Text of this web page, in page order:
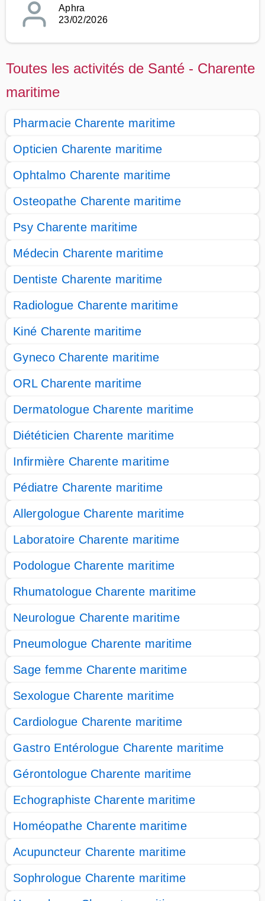
Aphra
23/02/2026
Toutes les activités de Santé - Charente
maritime
Pharmacie Charente maritime
Opticien Charente maritime
Ophtalmo Charente maritime
Osteopathe Charente maritime
Psy Charente maritime
Médecin Charente maritime
Dentiste Charente maritime
Radiologue Charente maritime
Kiné Charente maritime
Gyneco Charente maritime
ORL Charente maritime
Dermatologue Charente maritime
Diététicien Charente maritime
Infirmière Charente maritime
Pédiatre Charente maritime
Allergologue Charente maritime
Laboratoire Charente maritime
Podologue Charente maritime
Rhumatologue Charente maritime
Neurologue Charente maritime
Pneumologue Charente maritime
Sage femme Charente maritime
Sexologue Charente maritime
Cardiologue Charente maritime
Gastro Entérologue Charente maritime
Gérontologue Charente maritime
Echographiste Charente maritime
Homéopathe Charente maritime
Acupuncteur Charente maritime
Sophrologue Charente maritime